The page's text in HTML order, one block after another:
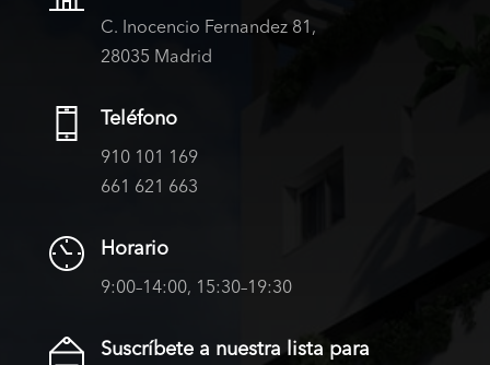
C. Inocencio Fernandez 81,
28035 Madrid
Teléfono
910 101 169
661 621 663
Horario
9:00–14:00, 15:30–19:30
Suscríbete a nuestra lista para